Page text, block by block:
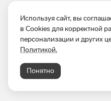
Используя сайт, вы
в Cookies для корректной
персонализации и других
Политикой.
Понятно